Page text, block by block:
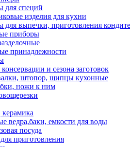
для специй
изделия для кухни
для выпечки, приготовления
приборы
принадлежности
и сезона заготовок
штопор, щипцы кухонные
ножи к ним
керамика
ведра,баки, емкости для воды
посуда
приготовления